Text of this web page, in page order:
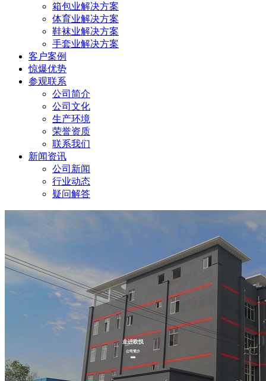
箱包业解决方案
体育业解决方案
鞋袜业解决方案
手套业解决方案
客户案例
惊爆优势
参观联系
公司简介
公司文化
生产环境
荣誉资质
联系我们
新闻资讯
公司新闻
行业动态
疑问解答
走进欧悦
公司简介